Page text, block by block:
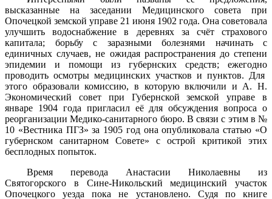
высказанные на заседании Медицинского совета при
Опочецкой земской управе 21 июня 1902 года. Она советовала
улучшить водоснабжение в деревнях за счёт страхового
капитала; борьбу с заразными болезнями начинать с
единичных случаев, не ожидая распространения до степени
эпидемии и помощи из губернских средств; ежегодно
проводить осмотры медицинских участков и пунктов. Для
этого образовали комиссию, в которую включили и А. Н.
Экономический совет при Губернской земской управе в
январе 1904 года пригласил её для обсуждения вопроса о
реорганизации Медико-санитарного бюро. В связи с этим в №
10 «Вестника ПГЗ» за 1905 год она опубликовала статью «О
губернском санитарном Совете» с острой критикой этих
бесплодных попыток.
Время перевода Анастасии Николаевны из
Святогорского в Сине-Никольский медицинский участок
Опочецкого уезда пока не установлено. Судя по книге